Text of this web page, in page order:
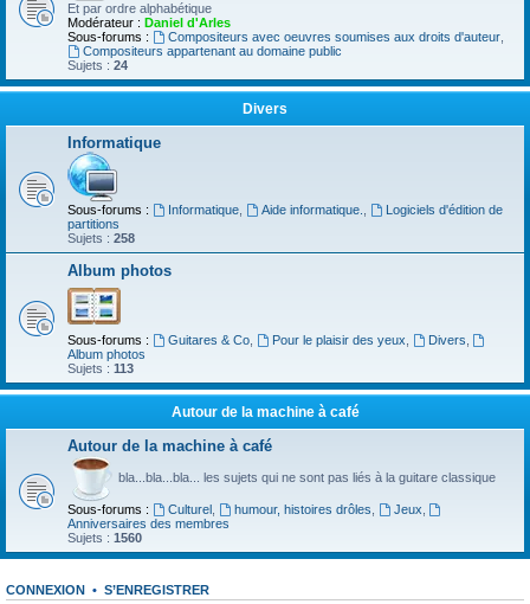
Et par ordre alphabétique
Modérateur : Daniel d'Arles
Sous-forums :
Compositeurs avec oeuvres soumises aux droits d'auteur,
Compositeurs appartenant au domaine public
Sujets : 24
Divers
Informatique
Sous-forums : Informatique, Aide informatique.
Logiciels d'édition de
partitions
Sujets : 258
Album photos
Sous-forums : Guitares & Co, Pour le plaisir des yeux Divers
Album photos
Sujets : 113
Autour de la machine à café
Autour de la machine à café
bla...bla...bla... les sujets qui ne sont pas liés à la guitare classique
Sous-forums : Culturel, humour, histoires drôles Jeux
Anniversaires des membres
Sujets : 1560
CONNEXION • S’ENREGISTRER